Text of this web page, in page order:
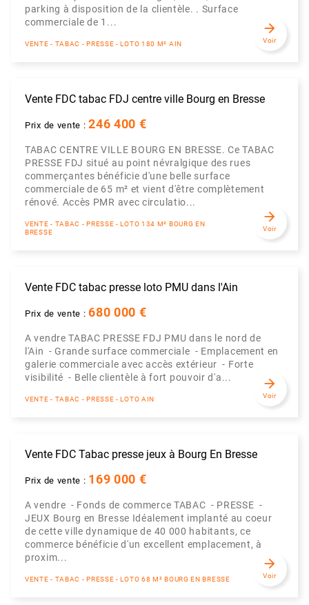
parking à disposition de la clientèle. . Surface
commerciale de 1...
VENTE - TABAC - PRESSE - LOTO 180 M² AIN
arrow_forward
Voir
Vente FDC tabac FDJ centre ville Bourg en Bresse
Prix de vente :246 400 €
TABAC CENTRE VILLE BOURG EN BRESSE. Ce TABAC
PRESSE FDJ situé au point névralgique des rues
commerçantes bénéficie d'une belle surface
commerciale de 65 m² et vient d'être complètement
rénové. Accès PMR avec circulatio...
VENTE - TABAC - PRESSE - LOTO 134 M² BOURG EN
BRESSE
arrow_forward
Voir
Vente FDC tabac presse loto PMU dans l'Ain
Prix de vente :680 000 €
A vendre TABAC PRESSE FDJ PMU dans le nord de
l'Ain - Grande surface commerciale - Emplacement en
galerie commerciale avec accès extérieur - Forte
visibilité - Belle clientèle à fort pouvoir d'a...
VENTE - TABAC - PRESSE - LOTO AIN
arrow_forward
Voir
Vente FDC Tabac presse jeux à Bourg En Bresse
Prix de vente : 169 000 €
A vendre - Fonds de commerce TABAC - PRESSE -
JEUX Bourg en Bresse Idéalement implanté au coeur
de cette ville dynamique de 40 000 habitants, ce
commerce bénéficie d'un excellent emplacement, à
proxim...
VENTE - TABAC - PRESSE - LOTO 68 M² BOURG EN BRESSE
arrow_forward
Voir